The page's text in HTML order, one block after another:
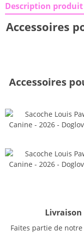
Description produit
Accessoires
Accessoires
Livraison
Faites partie de